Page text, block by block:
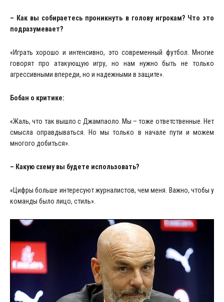
– Как вы собираетесь проникнуть в голову игрокам? Что это
подразумевает?
«Играть хорошо и интенсивно, это современный футбол. Многие
говорят про атакующую игру, но нам нужно быть не только
агрессивными впереди, но и надежными в защите».
Бобан о критике:
«Жаль, что так вышло с Джампаоло. Мы – тоже ответственные. Нет
смысла оправдываться. Но мы только в начале пути и можем
многого добиться».
– Какую схему вы будете использовать?
«Цифры больше интересуют журналистов, чем меня. Важно, чтобы у
команды было лицо, стиль».